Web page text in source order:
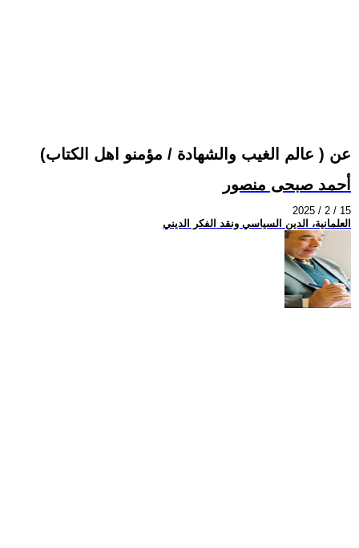
عن ( عالم الغيب والشهادة / مؤمنو اهل الكتاب)
أحمد صبحى منصور
2025 / 2 / 15
العلمانية، الدين السياسي ونقد الفكر الديني